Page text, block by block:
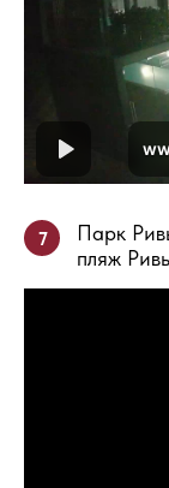
7
Парк
пляж